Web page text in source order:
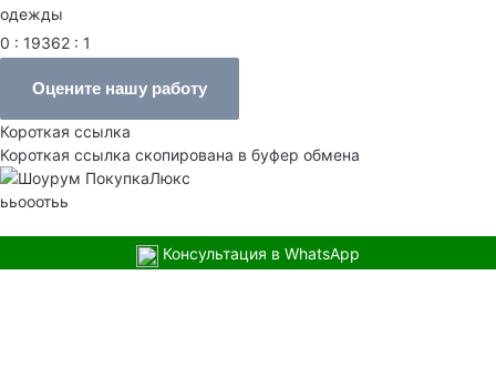
одежды
0 : 19362 : 1
Оцените нашу работу
Короткая ссылка
Короткая ссылка скопирована в буфер обмена
ььооотьь
Консультация в WhatsApp